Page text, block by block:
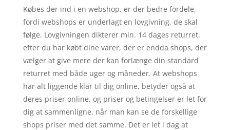
Købes der ind i en webshop, er der bedre fordele,
fordi webshops er underlagt en lovgivning, de skal
følge. Lovgivningen dikterer min. 14 dages returret.
efter du har købt dine varer, der er endda shops, der
vælger at give mere der kan forlænge din standard
returret med både uger og måneder. At webshops
har alt liggende klar til dig online, betyder også at
deres priser online, og priser og betingelser er let for
dig at sammenligne, når man kan se de forskellige
shops priser med det samme. Det er let i dag at